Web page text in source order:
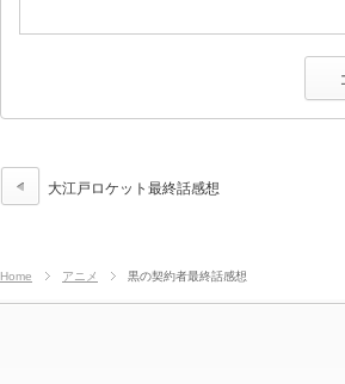
大江戸ロケット最終話感想
Home アニメ 黒の契約者最終話感想